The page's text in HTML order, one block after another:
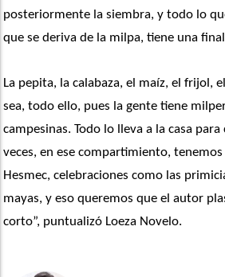
posteriormente la siembra, y todo lo
que se deriva de la milpa, tiene una
La pepita, la calabaza, el maíz, el frijol,
sea, todo ello, pues la gente tiene
campesinas. Todo lo lleva a la casa para
veces, en ese compartimiento,
Hesmec, celebraciones como las
mayas, y eso queremos que el autor
corto”, puntualizó Loeza Novelo.